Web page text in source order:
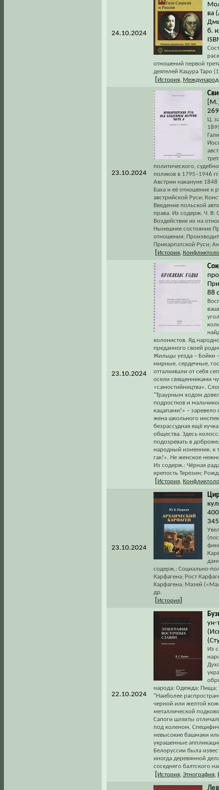
24.10.2024
ва
б.
отношений первой
деятелей Кацура Таро
История
23.10.2024
Ц.
политического,
поляков в 1795–1946
Австрии накануне
Баха и её отношение к
австрийской Руси;
Введение польской
права. Из содерж. Ч. В:
Воздействие их на
Нынешнее состояние
отношения;
Прикарпатской Руси;
История
23.10.2024
88
колонистов. Яд
преданного своей
Жильцы уезда – Бойки
мирные, сердечные,
отталкивали от себя
осели священниками
«самостийництва».
"Траурным ходом
подростков и
кацапами!» – заревело
жена школьного
безрассудная ещё
общества. Здесь
подозревать в
народный изменник, к
гак!». Не женское
Из содерж.: Чёрная
крепость Терезин;
История
23.10.2024
содерж.: Социально-
Карфагена; Рост
Карфагена; Мазей
др.
История
22.10.2024
ун-
Из
народа: Одежда; Пища;
"Наиболее
черной или желтой
металлической
Сапоги шляхты
под коленом.
невысокие башмаки
украшенные
Белоруссии была
иногда деревянной
соседнего балтского
История Этнография